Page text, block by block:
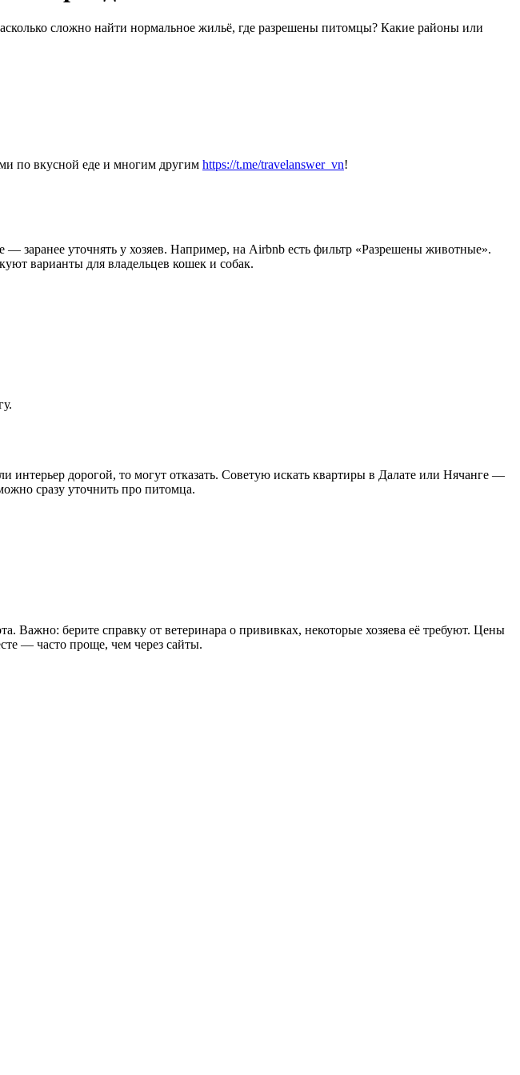
сложно найти нормальное жильё, где разрешены питомцы? Какие районы или
по вкусной еде и многим другим https://t.me/travelanswer_vn!
заранее уточнять у хозяев. Например, на Airbnb есть фильтр «Разрешены животные».
варианты для владельцев кошек и собак.
интерьер дорогой, то могут отказать. Советую искать квартиры в Далате или Нячанге —
сразу уточнить про питомца.
Важно: берите справку от ветеринара о прививках, некоторые хозяева её требуют. Цены
— часто проще, чем через сайты.